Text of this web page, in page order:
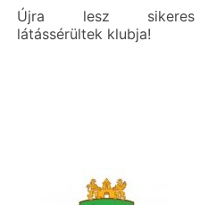
Újra lesz sikeres
látássérültek klubja!